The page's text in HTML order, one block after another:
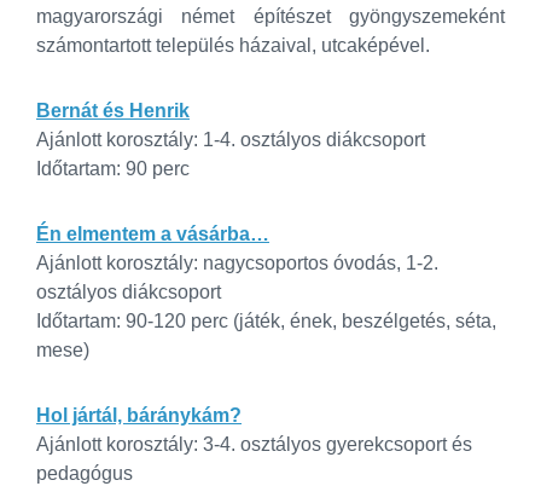
magyarországi német építészet gyöngyszemeként
számontartott település házaival, utcaképével.
Bernát és Henrik
Ajánlott korosztály: 1-4. osztályos diákcsoport
Időtartam: 90 perc
Én elmentem a vásárba…
Ajánlott korosztály: nagycsoportos óvodás, 1-2.
osztályos diákcsoport
Időtartam: 90-120 perc (játék, ének, beszélgetés, séta,
mese)
Hol jártál, báránykám?
Ajánlott korosztály: 3-4. osztályos gyerekcsoport és
pedagógus